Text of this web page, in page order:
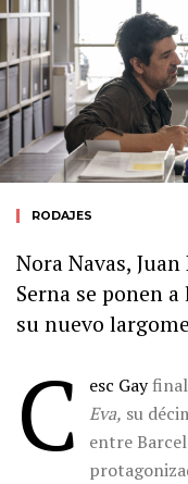
RODAJES
Nora Navas,
Serna se ponen
su nuevo
C esc Gay
Eva, su
entre